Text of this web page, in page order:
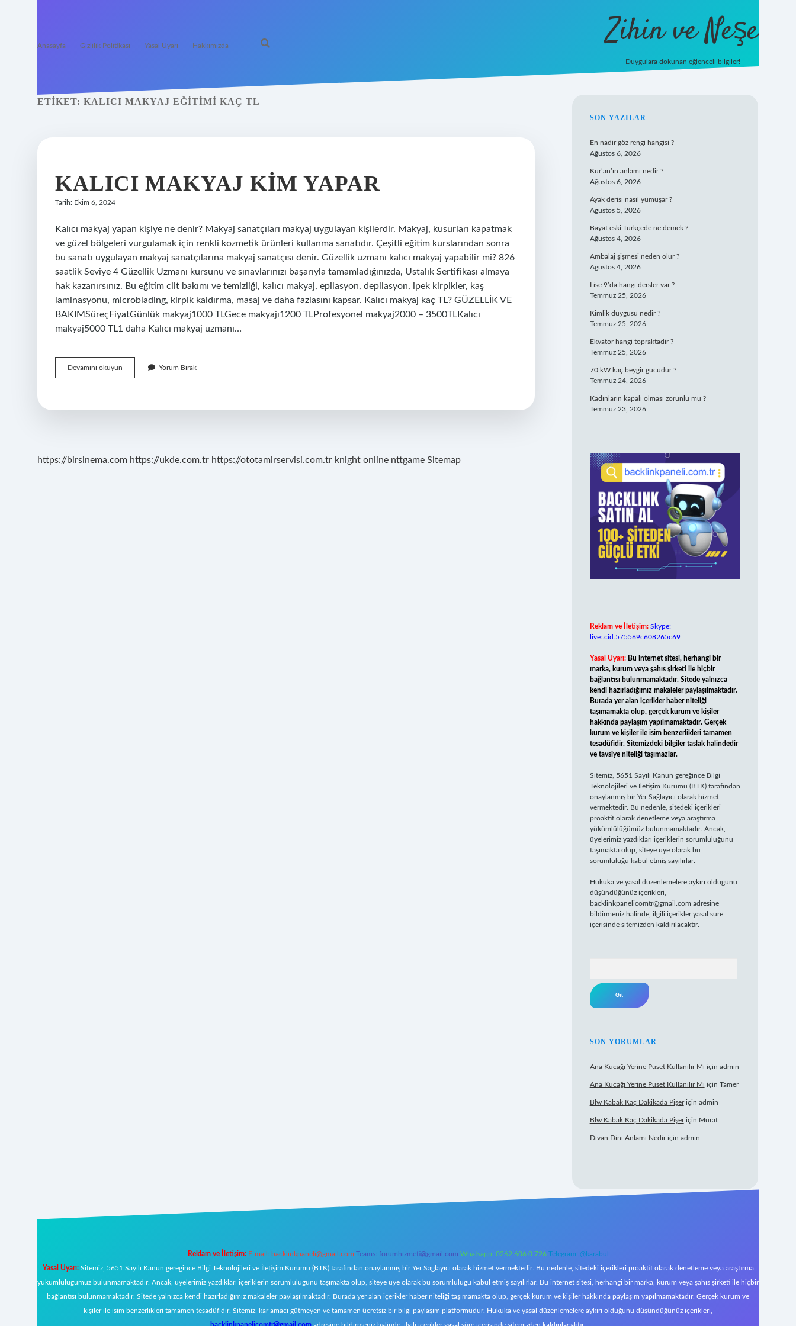
Anasayfa Gizlilik Politikası Yasal Uyarı Hakkımızda Zihin ve Neşe
Duygulara dokunan eğlenceli bilgiler!
ETIKET: KALICI MAKYAJ EĞITIMI KAÇ TL
KALICI MAKYAJ KIM YAPAR
Tarih: Ekim 6, 2024
Kalıcı makyaj yapan kişiye ne denir? Makyaj sanatçıları makyaj uygulayan kişilerdir. Makyaj, kusurları kapatmak
ve güzel bölgeleri vurgulamak için renkli kozmetik ürünleri kullanma sanatıdır. Çeşitli eğitim kurslarından sonra
bu sanatı uygulayan makyaj sanatçılarına makyaj sanatçısı denir. Güzellik uzmanı kalıcı makyaj yapabilir mi? 826
saatlik Seviye 4 Güzellik Uzmanı kursunu ve sınavlarınızı başarıyla tamamladığınızda, Ustalık Sertifikası almaya
hak kazanırsınız. Bu eğitim cilt bakımı ve temizliği, kalıcı makyaj, epilasyon, depilasyon, ipek kirpikler, kaş
laminasyonu, microblading, kirpik kaldırma, masaj ve daha fazlasını kapsar. Kalıcı makyaj kaç TL? GÜZELLİK VE
BAKIMSüreçFiyatGünlük makyaj1000 TLGece makyajı1200 TLProfesyonel makyaj2000 – 3500TLKalıcı
makyaj5000 TL1 daha Kalıcı makyaj uzmanı…
Devamını okuyun
Makyaj
Yorum Bırak
https://birsinema.com https://ukde.com.tr https://ototamirservisi.com.tr knight online nttgame Sitemap
SIDEBAR
SON YAZILAR
En nadir göz rengi hangisi ?
Ağustos 6, 2026
Kur’an’ın anlamı nedir ?
Ağustos 6, 2026
Ayak derisi nasıl yumuşar ?
Ağustos 5, 2026
Bayat eski Türkçede ne demek ?
Ağustos 4, 2026
Ambalaj şişmesi neden olur ?
Ağustos 4, 2026
Lise 9’da hangi dersler var ?
Temmuz 25, 2026
Kimlik duygusu nedir ?
Temmuz 25, 2026
Ekvator hangi topraktadir ?
Temmuz 25, 2026
70 kW kaç beygir gücüdür ?
Temmuz 24, 2026
Kadınların kapalı olması zorunlu mu ?
Temmuz 23, 2026
Reklam ve İletişim: Skype:
live:.cid.575569c608265c69
Yasal Uyarı: Bu internet sitesi, herhangi bir
marka, kurum veya şahıs şirketi ile hiçbir
bağlantısı bulunmamaktadır. Sitede yalnızca
kendi hazırladığımız makaleler paylaşılmaktadır.
Burada yer alan içerikler haber niteliği
taşımamakta olup, gerçek kurum ve kişiler
hakkında paylaşım yapılmamaktadır. Gerçek
kurum ve kişiler ile isim benzerlikleri tamamen
tesadüfidir. Sitemizdeki bilgiler taslak halindedir
ve tavsiye niteliği taşımazlar.
Sitemiz, 5651 Sayılı Kanun gereğince Bilgi
Teknolojileri ve İletişim Kurumu (BTK) tarafından
onaylanmış bir Yer Sağlayıcı olarak hizmet
vermektedir. Bu nedenle, sitedeki içerikleri
proaktif olarak denetleme veya araştırma
yükümlülüğümüz bulunmamaktadır. Ancak,
üyelerimiz yazdıkları içeriklerin sorumluluğunu
taşımakta olup, siteye üye olarak bu
sorumluluğu kabul etmiş sayılırlar.
Hukuka ve yasal düzenlemelere aykırı olduğunu
düşündüğünüz içerikleri,
backlinkpanelicomtr@gmail.com adresine
bildirmeniz halinde, ilgili içerikler yasal süre
içerisinde sitemizden kaldırılacaktır.
SON YORUMLAR
Ana Kucağı Yerine Puset Kullanılır Mı için admin
Ana Kucağı Yerine Puset Kullanılır Mı için Tamer
Blw Kabak Kaç Dakikada Pişeriçin admin
Blw Kabak Kaç Dakikada Pişeriçin Murat
Divan Dini Anlamı Nediriçin admin
Reklam ve İletişim: E-mail: backlinkpaneli@gmail.com Teams: forumhizmeti@gmail.com Whatsapp: 0262 606 0 726 Telegram: @karabul
Yasal Uyarı:Sitemiz, 5651 Sayılı Kanun gereğince Bilgi Teknolojileri ve İletişim Kurumu (BTK) tarafından onaylanmış bir Yer Sağlayıcı olarak hizmet vermektedir. Bu nedenle, sitedeki içerikleri proaktif olarak denetleme veya araştırma
yükümlülüğümüz bulunmamaktadır. Ancak, üyelerimiz yazdıkları içeriklerin sorumluluğunu taşımakta olup, siteye üye olarak bu sorumluluğu kabul etmiş sayılırlar. Bu internet sitesi, herhangi bir marka, kurum veya şahıs şirketi ile hiçbir
bağlantısı bulunmamaktadır. Sitede yalnızca kendi hazırladığımız makaleler paylaşılmaktadır. Burada yer alan içerikler haber niteliği taşımamakta olup, gerçek kurum ve kişiler hakkında paylaşım yapılmamaktadır. Gerçek kurum ve
kişiler ile isim benzerlikleri tamamen tesadüfidir. Sitemiz, kar amacı gütmeyen ve tamamen ücretsiz bir bilgi paylaşım platformudur. Hukuka ve yasal düzenlemelere aykırı olduğunu düşündüğünüz içerikleri,